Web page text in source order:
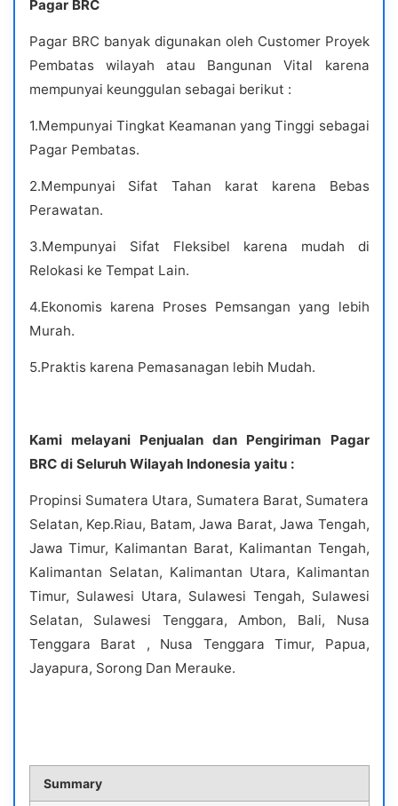
Pagar BRC
Pagar BRC banyak digunakan oleh Customer Proyek
Pembatas wilayah atau Bangunan Vital karena
mempunyai keunggulan sebagai berikut :
1.Mempunyai Tingkat Keamanan yang Tinggi sebagai
Pagar Pembatas.
2.Mempunyai Sifat Tahan karat karena Bebas
Perawatan.
3.Mempunyai Sifat Fleksibel karena mudah di
Relokasi ke Tempat Lain.
4.Ekonomis karena Proses Pemsangan yang lebih
Murah.
5.Praktis karena Pemasanagan lebih Mudah.
Kami melayani Penjualan dan Pengiriman Pagar
BRC di Seluruh Wilayah Indonesia yaitu :
Propinsi Sumatera Utara, Sumatera Barat, Sumatera
Selatan, Kep.Riau, Batam, Jawa Barat, Jawa Tengah,
Jawa Timur, Kalimantan Barat, Kalimantan Tengah,
Kalimantan Selatan, Kalimantan Utara, Kalimantan
Timur, Sulawesi Utara, Sulawesi Tengah, Sulawesi
Selatan, Sulawesi Tenggara, Ambon, Bali, Nusa
Tenggara Barat , Nusa Tenggara Timur, Papua,
Jayapura, Sorong Dan Merauke.
Summary